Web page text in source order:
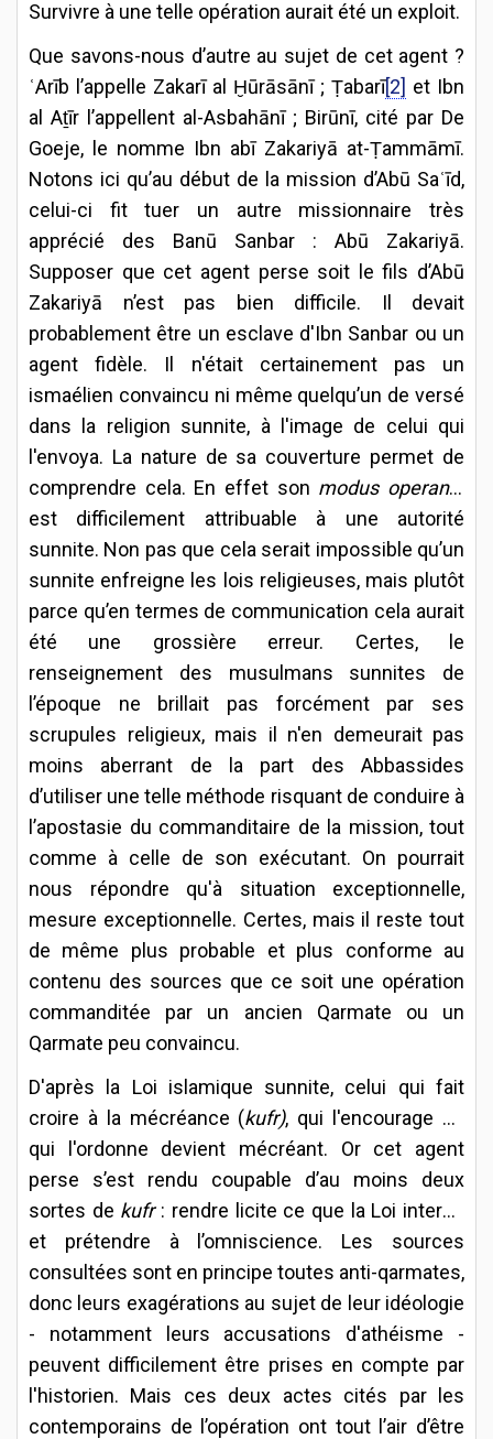
Survivre à une telle opération aurait été un exploit.
Que savons-nous d’autre au sujet de cet agent ?
ʿArīb l’appelle Zakarī al Ḫūrāsānī ; Ṭabarī[2] et Ibn
al Aṯīr l’appellent al-Asbahānī ; Birūnī, cité par De
Goeje, le nomme Ibn abī Zakariyā at-Ṭammāmī.
Notons ici qu’au début de la mission d’Abū Saʿīd,
celui-ci fit tuer un autre missionnaire très
apprécié des Banū Sanbar : Abū Zakariyā.
Supposer que cet agent perse soit le fils d’Abū
Zakariyā n’est pas bien difficile. Il devait
probablement être un esclave d'Ibn Sanbar ou un
agent fidèle. Il n'était certainement pas un
ismaélien convaincu ni même quelqu’un de versé
dans la religion sunnite, à l'image de celui qui
l'envoya. La nature de sa couverture permet de
comprendre cela. En effet son modus operandi
est difficilement attribuable à une autorité
sunnite. Non pas que cela serait impossible qu’un
sunnite enfreigne les lois religieuses, mais plutôt
parce qu’en termes de communication cela aurait
été une grossière erreur. Certes, le
renseignement des musulmans sunnites de
l’époque ne brillait pas forcément par ses
scrupules religieux, mais il n'en demeurait pas
moins aberrant de la part des Abbassides
d’utiliser une telle méthode risquant de conduire à
l’apostasie du commanditaire de la mission, tout
comme à celle de son exécutant. On pourrait
nous répondre qu'à situation exceptionnelle,
mesure exceptionnelle. Certes, mais il reste tout
de même plus probable et plus conforme au
contenu des sources que ce soit une opération
commanditée par un ancien Qarmate ou un
Qarmate peu convaincu.
D'après la Loi islamique sunnite, celui qui fait
croire à la mécréance (kufr), qui l'encourage ou
qui l'ordonne devient mécréant. Or cet agent
perse s’est rendu coupable d’au moins deux
sortes de kufr: rendre licite ce que la Loi interdit
et prétendre à l’omniscience. Les sources
consultées sont en principe toutes anti-qarmates,
donc leurs exagérations au sujet de leur idéologie
- notamment leurs accusations d'athéisme -
peuvent difficilement être prises en compte par
l'historien. Mais ces deux actes cités par les
contemporains de l’opération ont tout l’air d’être